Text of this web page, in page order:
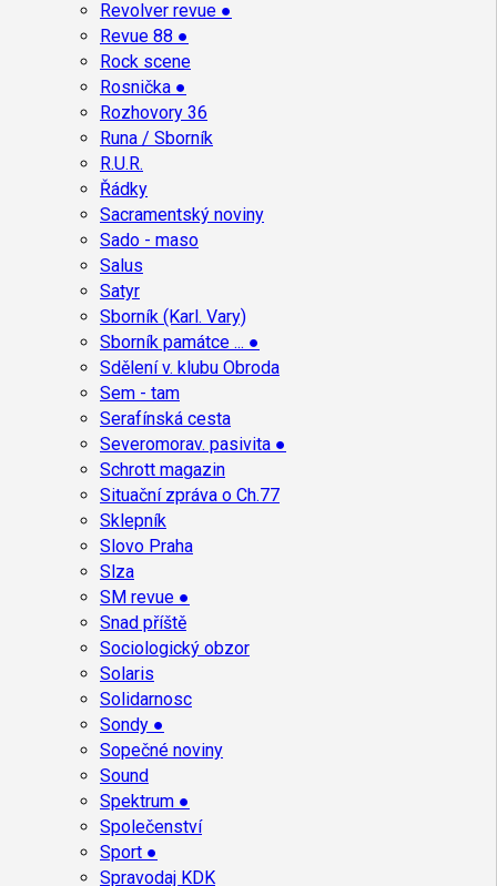
Revolver revue ●
Revue 88 ●
Rock scene
Rosnička ●
Rozhovory 36
Runa / Sborník
R.U.R.
Řádky
Sacramentský noviny
Sado - maso
Salus
Satyr
Sborník (Karl. Vary)
Sborník památce ... ●
Sdělení v. klubu Obroda
Sem - tam
Serafínská cesta
Severomorav. pasivita ●
Schrott magazin
Situační zpráva o Ch.77
Sklepník
Slovo Praha
Slza
SM revue ●
Snad příště
Sociologický obzor
Solaris
Solidarnosc
Sondy ●
Sopečné noviny
Sound
Spektrum ●
Společenství
Sport ●
Spravodaj KDK